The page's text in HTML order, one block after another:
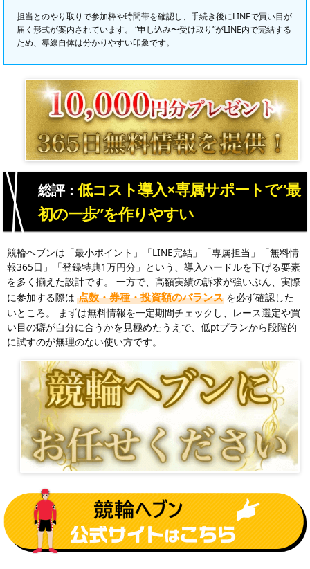
担当とのやり取りで参加枠や時間帯を確認し、手続き後にLINEで買い目が
届く形式が案内されています。 “申し込み〜受け取り”がLINE内で完結する
ため、導線自体は分かりやすい印象です。
総評：低コスト導入×専属サポートで“最
初の一歩”を作りやすい
競輪ヘブンは「最小ポイント」「LINE完結」「専属担当」「無料情
報365日」「登録特典1万円分」という、導入ハードルを下げる要素
を多く揃えた設計です。 一方で、高額実績の訴求が強いぶん、実際
に参加する際は 点数・券種・投資額のバランス を必ず確認した
いところ。 まずは無料情報を一定期間チェックし、レース選定や買
い目の癖が自分に合うかを見極めたうえで、低ptプランから段階的
に試すのが無理のない使い方です。